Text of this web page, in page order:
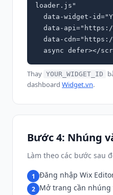
loader.js"
async defer></
Thay YOUR_WIDGET_ID
dashboard Widget.vn.
Bước 4: Nhúng
Làm theo các bước sau
1 Đăng nhập Wix
2 Mở trang cần